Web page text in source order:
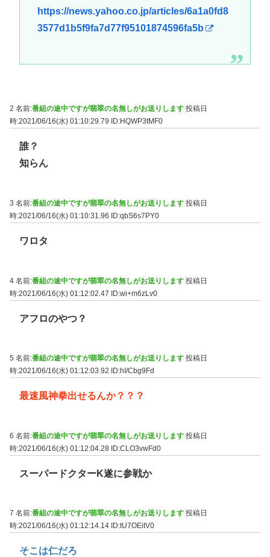
https://news.yahoo.co.jp/articles/6a1a0fd8
3577d1b5f9fa7d77f95101874596fa5b
2 名前:番組の途中ですが翡翠の名無しがお送りします 投稿日
時:2021/06/16(水) 01:10:29.79
ID:HQWP3tMF0
誰？
知らん
3 名前:番組の途中ですが翡翠の名無しがお送りします 投稿日
時:2021/06/16(水) 01:10:31.96
ID:qbS6s7PY0
ワロタ
4 名前:番組の途中ですが翡翠の名無しがお送りします 投稿日
時:2021/06/16(水) 01:12:02.47 ID:wi+m6zLv0
アフロのやつ？
5 名前:番組の途中ですが翡翠の名無しがお送りします 投稿日
時:2021/06/16(水) 01:12:03.92
ID:hI/Cbg9Fd
最速風神拳出せるんか？？？
6 名前:番組の途中ですが翡翠の名無しがお送りします 投稿日
時:2021/06/16(水) 01:12:04.28 ID:CLO3vwFd0
スーパードクターK遂に参戦か
7 名前:番組の途中ですが翡翠の名無しがお送りします 投稿日
時:2021/06/16(水) 01:12:14.14 ID:tU7OEitV0
そこは仁だろ